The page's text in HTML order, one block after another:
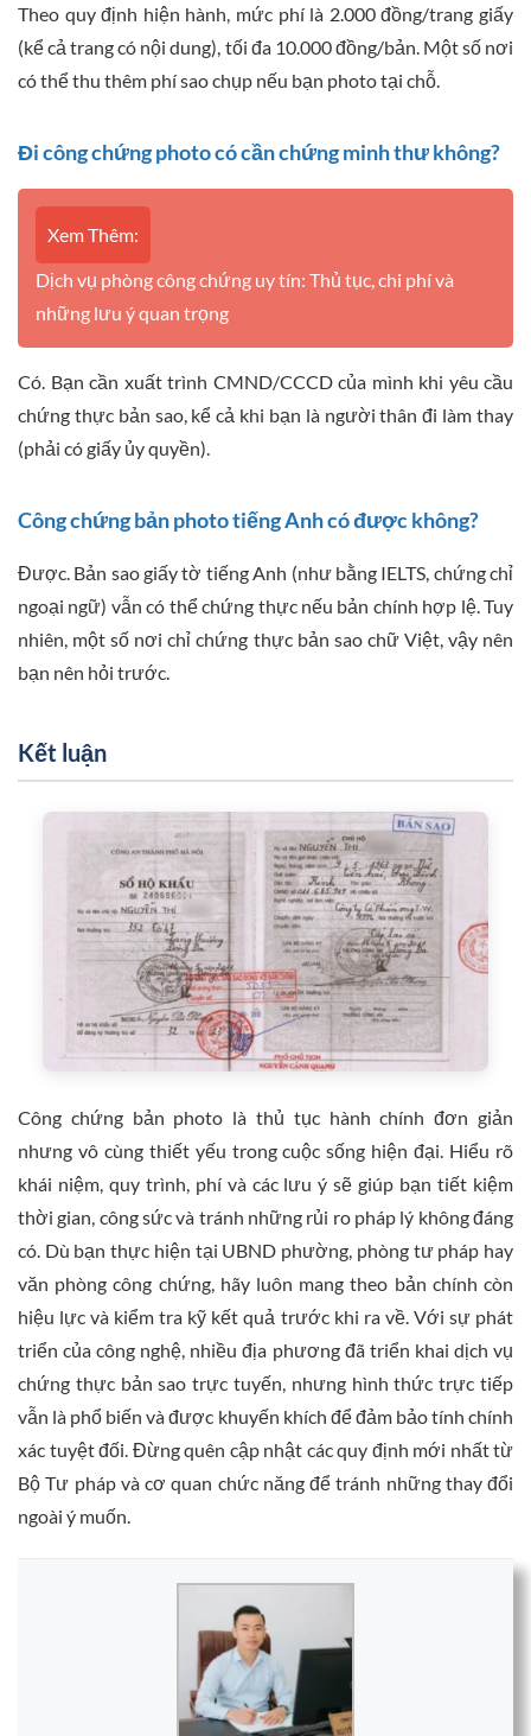
Theo quy định hiện hành, mức phí là 2.000 đồng/trang giấy
(kể cả trang có nội dung), tối đa 10.000 đồng/bản. Một số nơi
có thể thu thêm phí sao chụp nếu bạn photo tại chỗ.
Đi công chứng photo có cần chứng minh thư không?
Xem Thêm:
Dịch vụ phòng công chứng uy tín: Thủ tục, chi phí và
những lưu ý quan trọng
Có. Bạn cần xuất trình CMND/CCCD của mình khi yêu cầu
chứng thực bản sao, kể cả khi bạn là người thân đi làm thay
(phải có giấy ủy quyền).
Công chứng bản photo tiếng Anh có được không?
Được. Bản sao giấy tờ tiếng Anh (như bằng IELTS, chứng chỉ
ngoại ngữ) vẫn có thể chứng thực nếu bản chính hợp lệ. Tuy
nhiên, một số nơi chỉ chứng thực bản sao chữ Việt, vậy nên
bạn nên hỏi trước.
Kết luận
Công chứng bản photo là thủ tục hành chính đơn giản
nhưng vô cùng thiết yếu trong cuộc sống hiện đại. Hiểu rõ
khái niệm, quy trình, phí và các lưu ý sẽ giúp bạn tiết kiệm
thời gian, công sức và tránh những rủi ro pháp lý không đáng
có. Dù bạn thực hiện tại UBND phường, phòng tư pháp hay
văn phòng công chứng, hãy luôn mang theo bản chính còn
hiệu lực và kiểm tra kỹ kết quả trước khi ra về. Với sự phát
triển của công nghệ, nhiều địa phương đã triển khai dịch vụ
chứng thực bản sao trực tuyến, nhưng hình thức trực tiếp
vẫn là phổ biến và được khuyến khích để đảm bảo tính chính
xác tuyệt đối. Đừng quên cập nhật các quy định mới nhất từ
Bộ Tư pháp và cơ quan chức năng để tránh những thay đổi
ngoài ý muốn.